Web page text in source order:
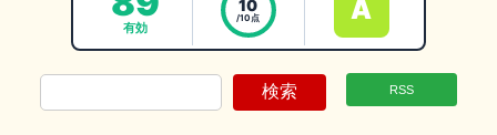
有効
10
/10点 A
検索 RSS